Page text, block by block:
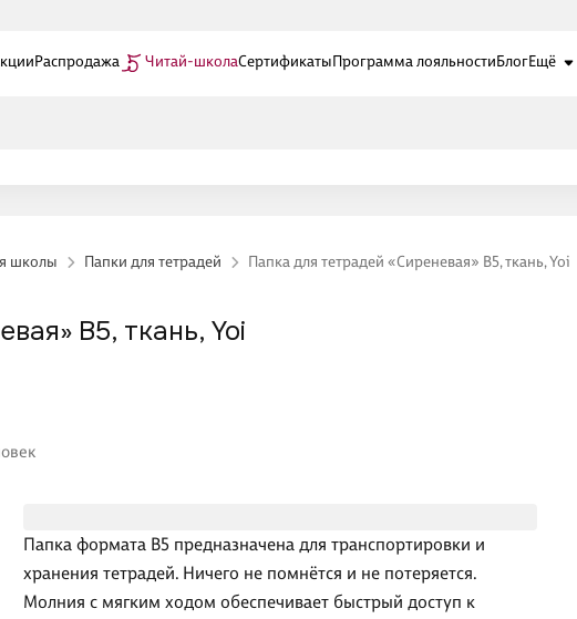
Распродажа Читай-школаСертификатыПрограмма лояльностиБлогЕщё
школы Папки для тетрадей Папка для тетрадей «Сиреневая» В5, ткань, Yoi
Папка формата B5 предназначена для транспортировки и
хранения тетрадей. Ничего не помнётся и не потеряется.
Молния с мягким ходом обеспечивает быстрый доступ к
В5, ткань, Yoi